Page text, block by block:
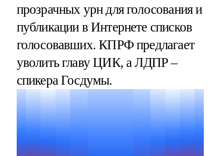
прозрачных урн для голосования и
публикации в Интернете списков
голосовавших. КПРФ предлагает
уволить главу ЦИК, а ЛДПР –
спикера Госдумы.